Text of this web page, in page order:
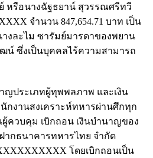
หรือนางฉัฐธยาน์ สุวรรณศรีทวี
จำนวน 847,654.71 บาท เป็น
งละไม ซารัมย์มารดาของพยาน
น์ ซึ่งเป็นบุคคลไร้ความสามารถ
ญประเภทผู้ทุพพลภาพ และเงิน
กงานสงเคราะห์ทหารผ่านศึกทุก
ผู้ควบคุม เบิกถอน เงินบำนาญของ
กธนาคารทหารไทย จำกัด
โดยเบิกถอนเป็น